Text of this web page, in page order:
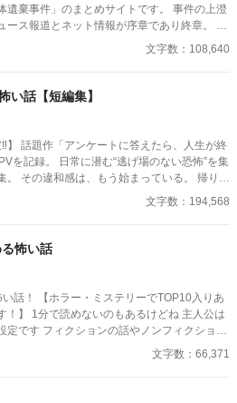
事件」のまとめサイトです。 事件の上澄
ース報道とネット情報が序章であり終章。 一
「写本」のネット検索から、オカルトな事件
のブログ。 その家族が、彼女を探すことで、
悪意の裏側が第二章です。 ホラーもミス
ストがないと評価しづらいため、短編集でな
向かないジャンルです。 そのため、第一章
トを用意しました。 第二章では、その裏側が
を裏切れれば、とも思いますので、お付き合
文字数：108,640
い話【短編集】
‼】 話題作「アンケートに答えたら、人生が終
を記録。 日常に潜む“逃げ場のない恐怖”を集
。 帰り
の部屋、何気ない会話。 どこにでもある日常
のつかない異常へと変わる。 意味が分か
り返る話。 1話1000〜2000文字。
編ながら、 読み終えたあと、ふとした静寂が
文字数：194,568
怖い話
TOP10入りあ
ね 主人公は
定です フィクションの話やノンフィクション
楽しい！(矛盾してる) ⚠︎この物語で出
る場所とは全く関係御座いません ⚠︎他の人の
文字数：66,371